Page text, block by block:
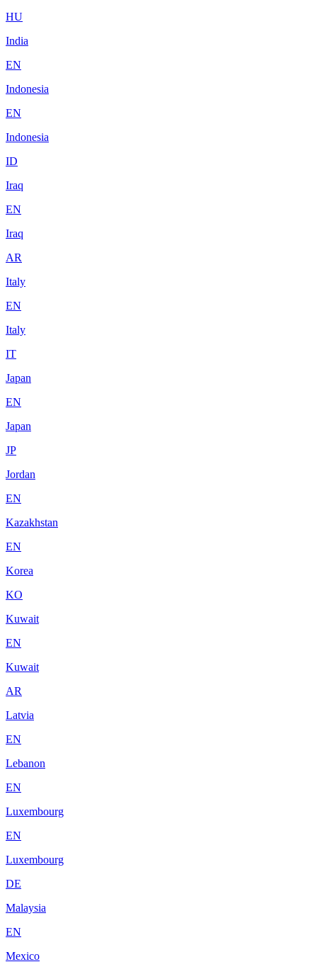
HU
India
EN
Indonesia
EN
Indonesia
ID
Iraq
EN
Iraq
AR
Italy
EN
Italy
IT
Japan
EN
Japan
JP
Jordan
EN
Kazakhstan
EN
Korea
KO
Kuwait
EN
Kuwait
AR
Latvia
EN
Lebanon
EN
Luxembourg
EN
Luxembourg
DE
Malaysia
EN
Mexico